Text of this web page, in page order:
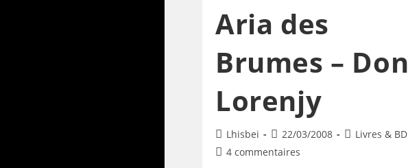
Aria des
Brumes – Don
Lorenjy
Lhisbei 22/03/2008
Livres & BD
4 commentaires